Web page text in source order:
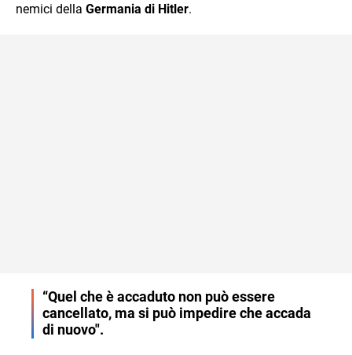
nemici della Germania di Hitler.
“Quel che è accaduto non può essere
cancellato, ma si può impedire che accada
di nuovo".